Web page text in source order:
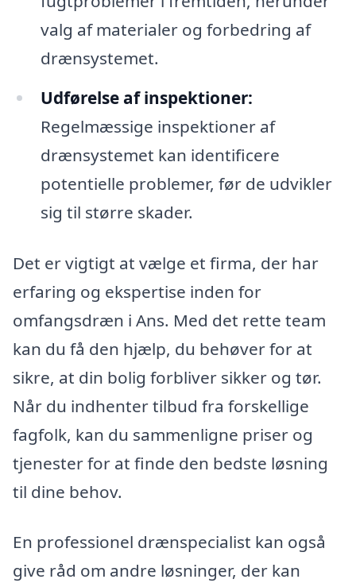
valg af materialer og forbedring af
drænsystemet.
Udførelse af inspektioner:
Regelmæssige inspektioner af
drænsystemet kan identificere
potentielle problemer, før de udvikler
sig til større skader.
Det er vigtigt at vælge et firma, der har
erfaring og ekspertise inden for
omfangsdræn i Ans. Med det rette team
kan du få den hjælp, du behøver for at
sikre, at din bolig forbliver sikker og tør.
Når du indhenter tilbud fra forskellige
fagfolk, kan du sammenligne priser og
tjenester for at finde den bedste løsning
til dine behov.
En professionel drænspecialist kan også
give råd om andre løsninger, der kan